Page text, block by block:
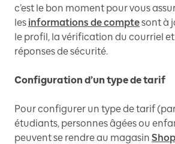
c’est le bon moment pour vous
les informations de comptesont à
le profil, la vérification du courriel
réponses de sécurité.
Configuration d’un type de tarif
Pour configurer un type de tarif
étudiants, personnes âgées ou
peuvent se rendre au magasin